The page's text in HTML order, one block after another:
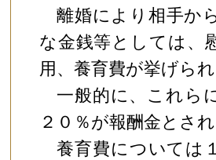
離婚により相手か
な金銭等としては、
用、養育費が挙げられ
一般的に、これら
２０％が報酬金とされ
養育費については